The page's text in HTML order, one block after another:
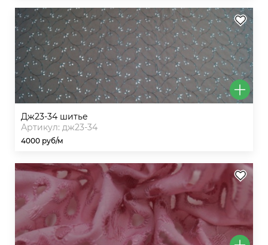
дж23-34 шитье
Артикул: дж23-34
4000 руб/м